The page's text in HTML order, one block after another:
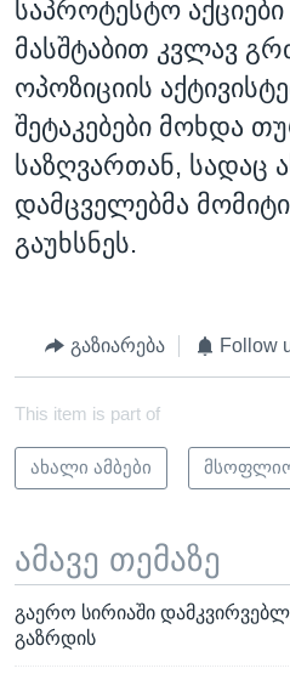
საპროტესტო აქციები
მასშტაბით კვლავ
ოპოზიციის
შეტაკებები მოხდა
საზღვართან, სადაც
დამცველებმა
გაუხსნეს.
გაზიარება Follow
This item is part of
ახალი ამბები
ამავე თემაზე
გაერო სირიაში
გაზრდის